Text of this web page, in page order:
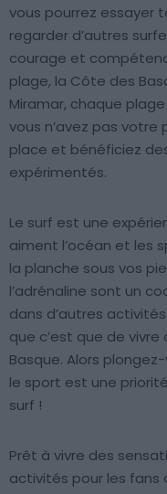
vous pourrez essayer
regarder d’autres
courage et
plage, la Côte des
Miramar, chaque
vous n’avez pas
place et bénéficiez
expérimentés.
Le surf est une
aiment l’océan et les
la planche sous vos
l’adrénaline sont un
dans d’autres
que c’est que de vivre
Basque. Alors
le sport est une
surf !
Prêt à vivre des
activités pour les fans